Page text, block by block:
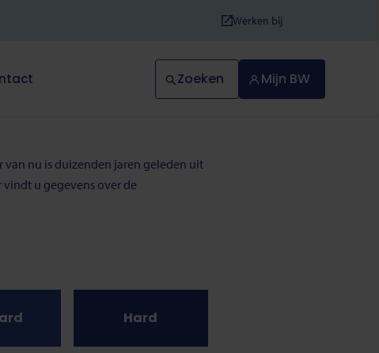
Werken bij
Zoeken Mijn BW
nu is duizenden jaren geleden uit
u gegevens over de
Hard